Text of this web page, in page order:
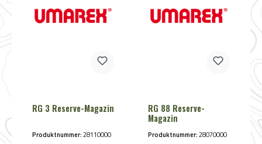
RG 3 Reserve-Magazin
Produktnummer:28110000
RG 88 Reserve-
Magazin
Produktnummer:28070000